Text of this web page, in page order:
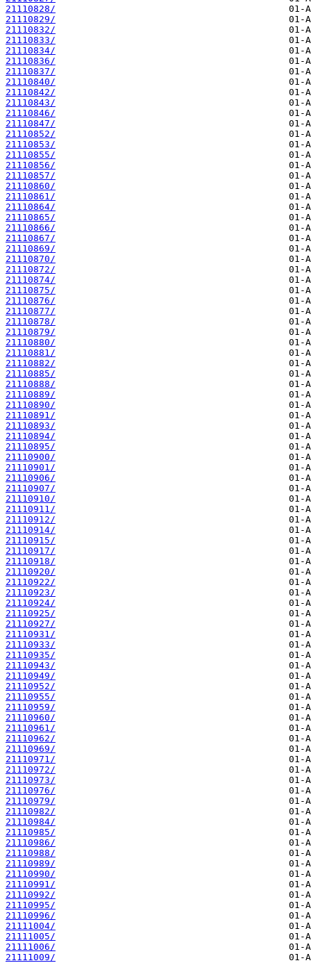
21110828/
21110829/
21110832/
21110833/
21110834/
21110836/
21110837/
21110840/
21110842/
21110843/
21110846/
21110847/
21110852/
21110853/
21110855/
21110856/
21110857/
21110860/
21110861/
21110864/
21110865/
21110866/
21110867/
21110869/
21110870/
21110872/
21110874/
21110875/
21110876/
21110877/
21110878/
21110879/
21110880/
21110881/
21110882/
21110885/
21110888/
21110889/
21110890/
21110891/
21110893/
21110894/
21110895/
21110900/
21110901/
21110906/
21110907/
21110910/
21110911/
21110912/
21110914/
21110915/
21110917/
21110918/
21110920/
21110922/
21110923/
21110924/
21110925/
21110927/
21110931/
21110933/
21110935/
21110943/
21110949/
21110952/
21110955/
21110959/
21110960/
21110961/
21110962/
21110969/
21110971/
21110972/
21110973/
21110976/
21110979/
21110982/
21110984/
21110985/
21110986/
21110988/
21110989/
21110990/
21110991/
21110992/
21110995/
21110996/
21111004/
21111005/
21111006/
21111009/